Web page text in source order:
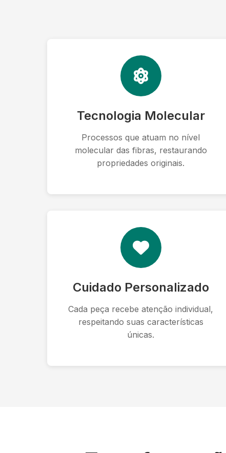
Tecnologia Molecular
Processos que atuam no nível
molecular das fibras, restaurando
propriedades originais.
Cuidado Personalizado
Cada peça recebe atenção individual,
respeitando suas características
únicas.